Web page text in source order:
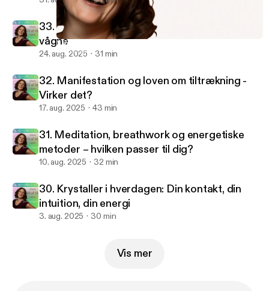
1. Velkommen til Skabsspirituel og Carina Vestergaards Univers
Skabsspirituel
33. Det spirituelle ego - Når vi tror vi er
vågne
24. aug. 2025 31 min
32. Manifestation og loven om tiltrækning -
Virker det?
17. aug. 2025 43 min
31. Meditation, breathwork og energetiske
metoder – hvilken passer til dig?
10. aug. 2025 32 min
30. Krystaller i hverdagen: Din kontakt, din
intuition, din energi
3. aug. 2025 30 min
Vis mer